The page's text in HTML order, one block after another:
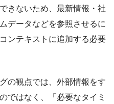
きないため、最新情報・社
データなどを参照させるに
ンテキストに追加する必要
の観点では、外部情報をす
ではなく、「必要なタイミ